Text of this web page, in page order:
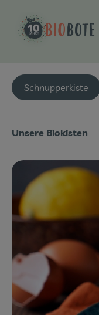
Schnupperkiste
Unsere Biokisten